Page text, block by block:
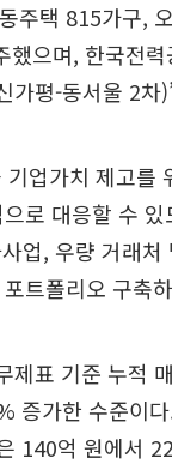
주택 815가구,
으며, 한국전
가평-동서울 2차
업가치 제고를
로 대응할 수
업, 우량 거래
트폴리오 구축
제표 기준 누적
증가한 수준이
140억 원에서